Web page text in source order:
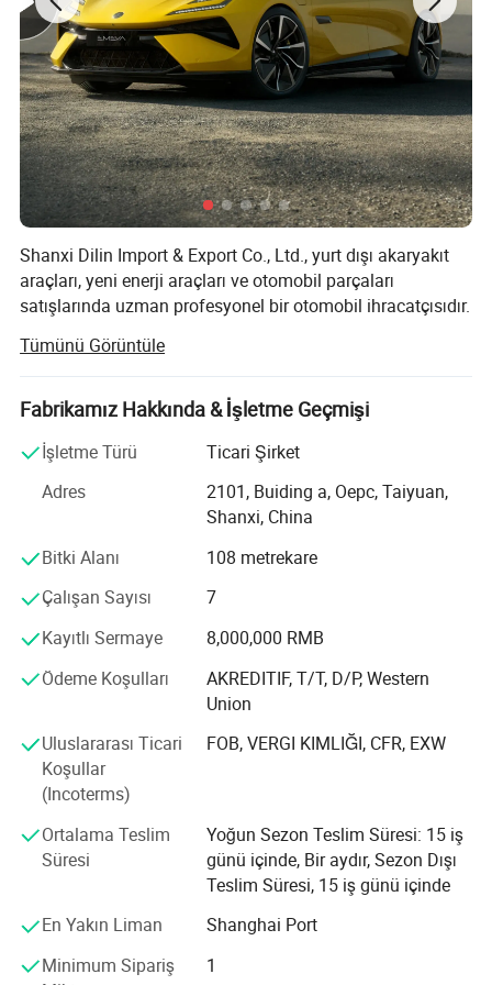
Shanxi Dilin Import & Export Co., Ltd., yurt dışı akaryakıt
araçları, yeni enerji araçları ve otomobil parçaları
satışlarında uzman profesyonel bir otomobil ihracatçısıdır.
ve yeni enerji araçları sağlamak için çok sayıda otomobil
üreticisi ve marka sahibiyle stratejik ortaklıklar kurduk.
Şirketimiz, SEDAN, SUV ve MPV gibi çok çeşitli yolcu
araçlarının yanı sıra KALDIRMA, otobüs ve KAMYON gibi
arasında HEV (Hibrit Elektrikli Araçlar), MHEV/PHEV/REEV,
ev (Elektrikli Araçlar)/BEV (Akülü Elektrikli Araçlar) ve
FCEV (Yakıt Hücreli Elektrikli Araçlar) bulunur.
Marka portföyümüz AION, AITO, AVATR, BAW, BYD, CHERY,
NATA, NIO, ORA, TANK, VOYAH, ZEEKR, HONGQI, WULING,
MI SU7, XIAO PENG, YANG WANG, CHANG AN, CHANG
CHENG, Vb.
müşterilerin ihtiyaçlarını önceliklendiriyor ve yüksek
profesyonellik ve kaliteli hizmet konseptine bağlıyız.
Müşterilerin çeşitli araç modelleri ve fiyat aralıkları için
satın alma gereksinimlerini tam olarak karşılamak üzere
çok yönlü ürün portföyünü en uygun fiyatlarla sunuyoruz.
Geleneksel otomobil satışlarının coğrafi sınırlamalarını
otomotiv kaynaklarını ülke çapında entegre etme, çok
yönlü bir geliştirme modeli oluşturma ve otomotiv tedarik
Tümünü Görüntüle
Fabrikamız Hakkında & İşletme Geçmişi
İşletme Türü
Ticari Şirket
Adres
2101, Buiding a, Oepc, Taiyuan,
Shanxi, China
Bitki Alanı
108 metrekare
Çalışan Sayısı
7
Kayıtlı Sermaye
8,000,000 RMB
Ödeme Koşulları
AKREDITIF, T/T, D/P, Western
Union
Uluslararası Ticari
Koşullar
(Incoterms)
FOB, VERGI KIMLIĞI, CFR, EXW
Ortalama Teslim
Süresi
Yoğun Sezon Teslim Süresi: 15 iş
günü içinde, Bir aydır, Sezon Dışı
Teslim Süresi, 15 iş günü içinde
En Yakın Liman
Shanghai Port
Minimum Sipariş
1